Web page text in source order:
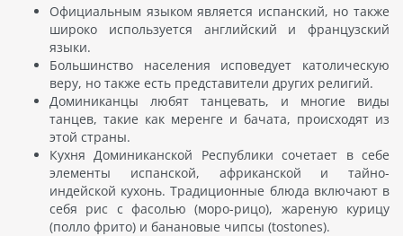
Официальным языком является испанский, но также
широко используется английский и французский
языки.
Большинство населения исповедует католическую
веру, но также есть представители других религий.
Доминиканцы любят танцевать, и многие виды
танцев, такие как меренге и бачата, происходят из
этой страны.
Кухня Доминиканской Республики сочетает в себе
элементы испанской, африканской и тайно-
индейской кухонь. Традиционные блюда включают в
себя рис с фасолью (моро-рицо), жареную курицу
(полло фрито) и банановые чипсы (tostones).